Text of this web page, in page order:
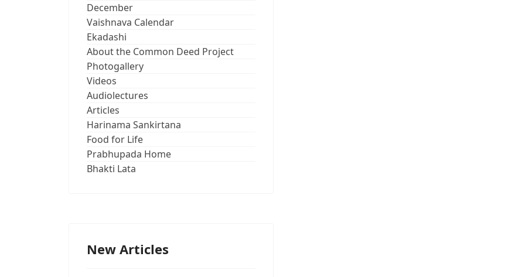
December
Vaishnava Calendar
Ekadashi
About the Common Deed Project
Photogallery
Videos
Audiolectures
Articles
Harinama Sankirtana
Food for Life
Prabhupada Home
Bhakti Lata
New Articles